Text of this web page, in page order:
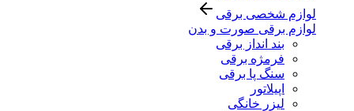
لوازم شخصی برقی
لوازم برقی صورت و بدن
بند انداز برقی
فرمژه برقی
سنگ پا برقی
اپیلاتور
لیزر خانگی